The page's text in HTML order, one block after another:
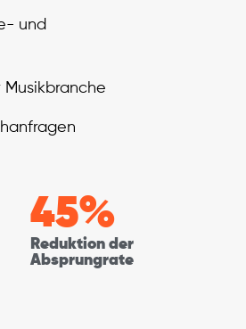
und
Reduktion der
Absprungrate
45%